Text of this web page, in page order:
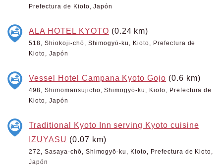
Prefectura de Kioto, Japón
ALA HOTEL KYOTO (0.24 km)
518, Shiokoji-chō, Shimogyō-ku, Kioto, Prefectura de
Kioto, Japón
Vessel Hotel Campana Kyoto Gojo (0.6 km)
498, Shimomansujicho, Shimogyō-ku, Kioto, Prefectura de
Kioto, Japón
Traditional Kyoto Inn serving Kyoto cuisine
IZUYASU (0.07 km)
272, Sasaya-chō, Shimogyō-ku, Kioto, Prefectura de Kioto,
Japón